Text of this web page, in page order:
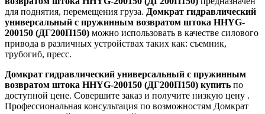
для поднятия, перемещения груза. Домкрат гидравлический
универсальный с пружинным возвратом штока HHYG-
200150 (ДГ200П150) можно использовать в качестве силового
привода в различных устройствах таких как: съемник,
трубогиб, пресс.
Домкрат гидравлический универсальный с пружинным
возвратом штока HHYG-200150 (ДГ200П150) купить по
доступной цене. Совершите заказ и получите низкую цену .
Профессиональная консультация по возможностям Домкрат